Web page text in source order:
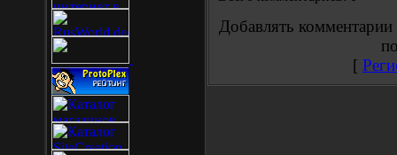
Добавлять
[